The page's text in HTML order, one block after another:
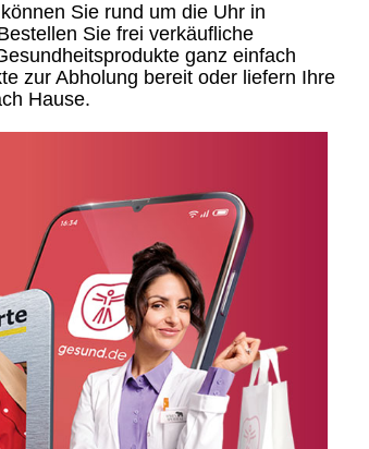
Sie rund um die Uhr in
Sie frei verkäufliche
ganz einfach
zur Abholung bereit oder liefern Ihre
Hause.